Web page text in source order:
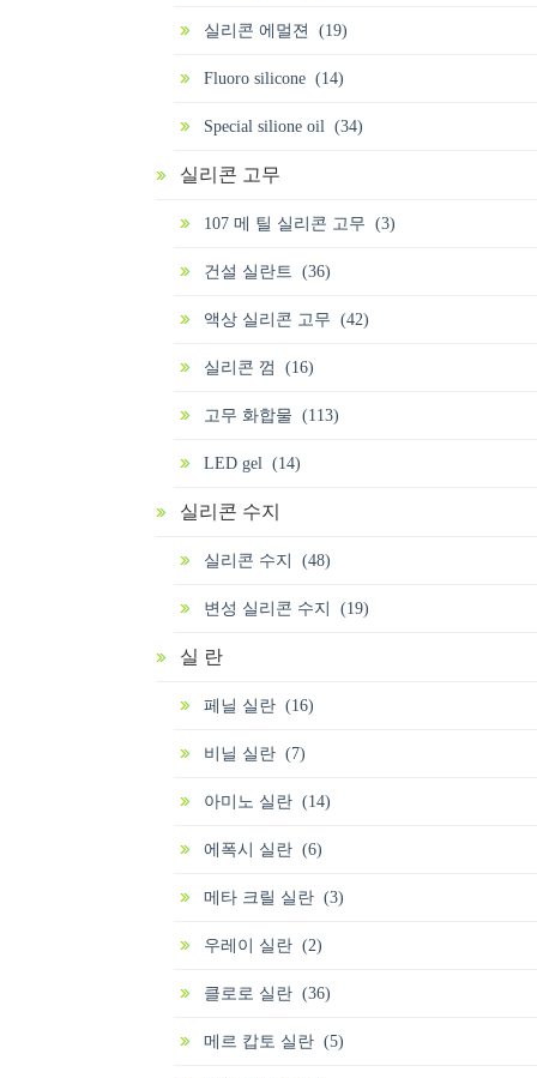
실리콘 에멀젼 (19)
Fluoro silicone (14)
Special silione oil (34)
실리콘 고무
107 메 틸 실리콘 고무 (3)
건설 실란트 (36)
액상 실리콘 고무 (42)
실리콘 껌 (16)
고무 화합물 (113)
LED gel (14)
실리콘 수지
실리콘 수지 (48)
변성 실리콘 수지 (19)
실 란
페닐 실란 (16)
비닐 실란 (7)
아미노 실란 (14)
에폭시 실란 (6)
메타 크릴 실란 (3)
우레이 실란 (2)
클로로 실란 (36)
메르 캅토 실란 (5)